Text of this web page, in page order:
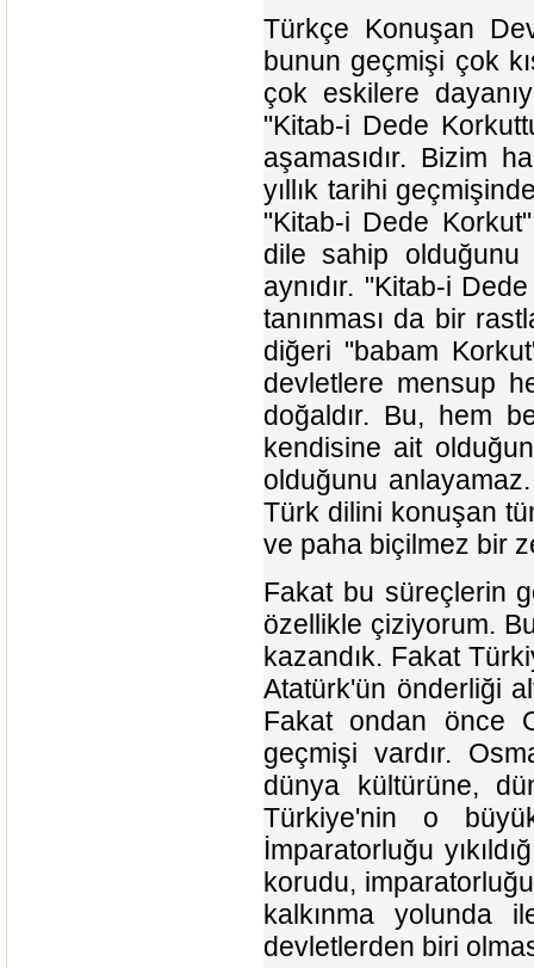
Türkçe Konuşan
bunun geçmişi çok
çok eskilere
"Kitab-i Dede
aşamasıdır. Bizim
yıllık tarihi
"Kitab-i Dede
dile sahip olduğunu
aynıdır. "Kitab-i
tanınması da bir
diğeri "babam
devletlere mensup
doğaldır. Bu, hem
kendisine ait
olduğunu
Türk dilini konuşan
ve paha biçilmez bir
Fakat bu süreçlerin
özellikle çiziyorum. Bu
kazandık. Fakat
Atatürk'ün önderliği
Fakat ondan önce
geçmişi vardır.
dünya kültürüne,
Türkiye'nin o
İmparatorluğu
korudu,
kalkınma yolunda
devletlerden biri